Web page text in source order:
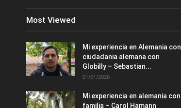
Most Viewed
Mi experiencia en Alemania con
ciudadania alemana con
Globilly – Sebastian...
01/01/2026
Mi experiencia en alemania con
familia – Carol Hamann